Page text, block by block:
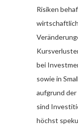
Risiken
bei
sowie in
aufgrund
sind
höchst